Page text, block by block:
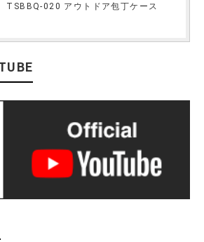
TSBBQ-020 アウトドア包丁ケース